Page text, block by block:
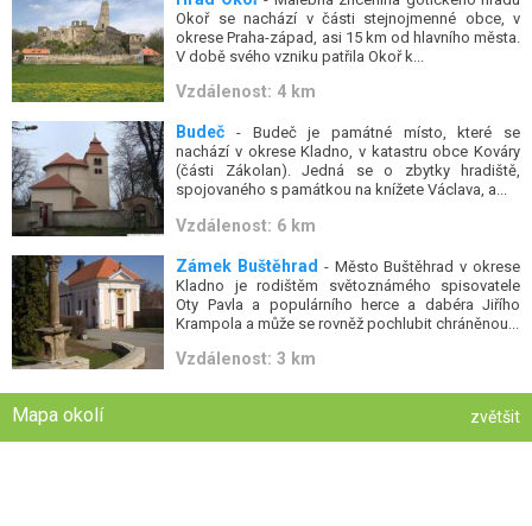
Okoř se nachází v části stejnojmenné obce, v
okrese Praha-západ, asi 15 km od hlavního města.
V době svého vzniku patřila Okoř k...
Vzdálenost: 4 km
Budeč - Budeč je památné místo, které se
nachází v okrese Kladno, v katastru obce Kováry
(části Zákolan). Jedná se o zbytky hradiště,
spojovaného s památkou na knížete Václava, a...
Vzdálenost: 6 km
Zámek Buštěhrad - Město Buštěhrad v okrese
Kladno je rodištěm světoznámého spisovatele
Oty Pavla a populárního herce a dabéra Jiřího
Krampola a může se rovněž pochlubit chráněnou...
Vzdálenost: 3 km
Mapa okolí zvětšit